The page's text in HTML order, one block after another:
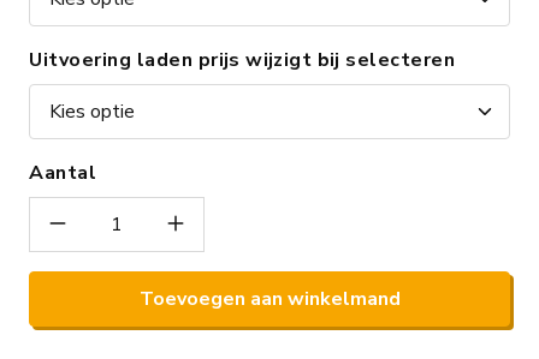
Uitvoering laden prijs wijzigt bij selecteren
Aantal
Toevoegen aan winkelmand